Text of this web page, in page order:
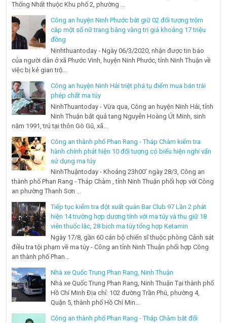
Thống Nhất thuộc Khu phố 2, phường ...
Công an huyện Ninh Phước bắt giữ 02 đối tượng trộm
cắp một số nữ trang bằng vàng trị giá khoảng 17 triệu
đồng
Ninhthuantoday - Ngày 06/3/2020, nhận được tin báo
của người dân ở xã Phước Vinh, huyện Ninh Phước, tỉnh Ninh Thuận về
việc bị kẻ gian trộ...
Công an huyện Ninh Hải triệt phá tụ điểm mua bán trái
phép chất ma túy
NinhThuantoday - Vừa qua, Công an huyện Ninh Hải, tỉnh
Ninh Thuận bắt quả tang Nguyễn Hoàng Út Minh, sinh
năm 1991, trú tại thôn Gò Gũ, xã...
Công an thành phố Phan Rang - Tháp Chàm kiểm tra
hành chính phát hiện 10 đối tượng có biểu hiện nghi vấn
sử dụng ma túy
NinhThuậntoday - Khoảng 23h00’ ngày 28/3, Công an
thành phố Phan Rang - Tháp Chàm , tỉnh Ninh Thuận phối hợp với Công
an phường Thanh Sơn ...
Tiếp tục kiểm tra đột xuất quán Bar Club 97 Lần 2 phát
hiện 14 trường hợp dương tính với ma túy và thu giữ 18
viên thuốc lắc, 28 bịch ma túy tổng hợp Ketamin
Ngày 17/8, gần 60 cán bộ chiến sĩ thuộc phòng Cảnh sát
điều tra tội phạm về ma túy - Công an tỉnh Ninh Thuận phối hợp Công
an thành phố Phan...
Nhà xe Quốc Trung Phan Rang, Ninh Thuận
Nhà xe Quốc Trung Phan Rang, Ninh Thuận Tại thành phố
Hồ Chí Minh Địa chỉ: 102 đường Trần Phú, phường 4,
Quận 5, thành phố Hồ Chí Min...
Công an thành phố Phan Rang - Tháp Chàm bắt đối